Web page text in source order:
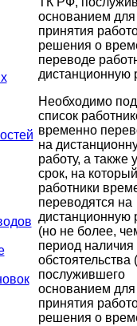
основанием для
принятия
решения о
переводе
дистанционную
Необходимо
список
временно
на
работу, а также
срок, на который
работники
переводятся на
дистанционную
(но не более,
период наличия
обстоятельства
послужившего
основанием для
принятия
решения о